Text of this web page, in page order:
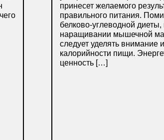
принесет желаемого
правильного питания.
белково-углеводной диеты,
наращивании мышечной
следует уделять внимание и
калорийности пищи.
ценность […]